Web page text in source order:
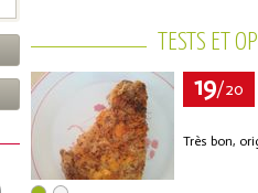
TESTS ET
19/20
Très bon,